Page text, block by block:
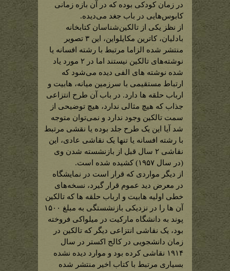
در زمان کودکی بوده که در آن بازه زمانی
کابوس‌هایی در باب جغد می‌دیده.
از نظز یکی از تالکین‌شناسان کتابخانه
بادلیان، کاترین مک‎ایلواین، این ۳ تصویر
منتشر شده الزاما مرتبط با رشته افسانه یا
نوشته‌های تالکین نیستند اما در ۲ مورد یاد
شده نوشته های الفی دیده می‌شود که
ارتباط مستقیمی با سرزمین میانه، هابیت و
ارباب حلقه ها دارد. در باب آن طرح انتزاعی
جذاب که هیچ مثالی ندارد، هیچ توضیحی از
سمت تالکین وجود ندارد و نمی‌توان متوجه
شد آیا این یک طرح جلد بوده یا نقشی مرتبط
با رشته افسانه یا تنها یک نقاشی عادی، این
نقاشی ۲ سال قبل از بازنشسته شدن وی
(در سال ۱۹۵۷) کشیده شده است.
از دیگر مواردی که قرار است در نمایشگاه
در معرض دید عموم قرار گیرد، نسخه‌های
خطی اولیه هابیت و ارباب حلقه ها که تالکین
آن ها را در نزدیکی بازنشستگی به مبلغ ۱۵۰۰
پوند به دانشگاه مارکیت در میلواکی فروخته
بود، یک نقاشی انتزاعی دیگر که تالکین در
زمان دانشجویی در کالج اکستر در سال
۱۹۱۴ نقاشی کرده بود و موارد دیده نشده
بسیاری مرتبط با کتاب اخیر منتشر شده